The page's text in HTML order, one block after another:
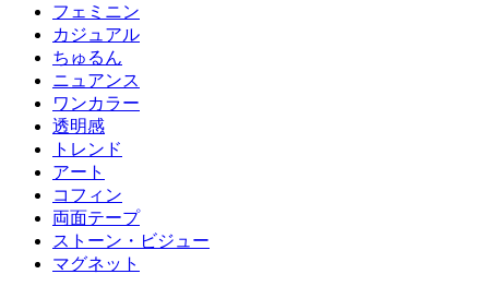
フェミニン
カジュアル
ちゅるん
ニュアンス
ワンカラー
透明感
トレンド
アート
コフィン
両面テープ
ストーン・ビジュー
マグネット